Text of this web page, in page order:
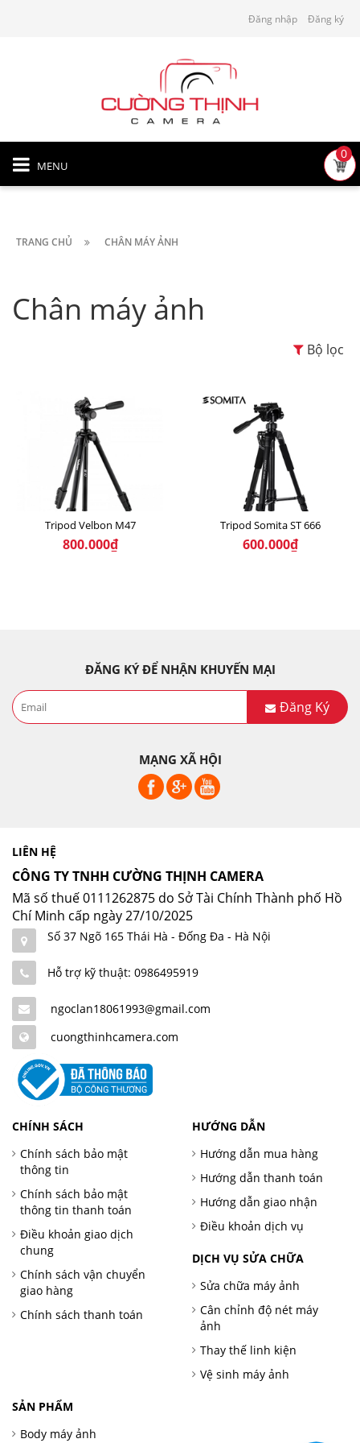
Đăng nhập Đăng ký
MENU
0
TRANG CHỦ CHÂN MÁY ẢNH
Chân máy ảnh
Bộ lọc
Tripod Velbon M47
800.000₫
Tripod Somita ST 666
600.000₫
ĐĂNG KÝ ĐỂ NHẬN KHUYẾN MẠI
Đăng Ký
MẠNG XÃ HỘI
LIÊN HỆ
CÔNG TY TNHH CƯỜNG THỊNH CAMERA
Mã số thuế 0111262875 do Sở Tài Chính Thành phố Hồ
Chí Minh cấp ngày 27/10/2025
Số 37 Ngõ 165 Thái Hà - Đống Đa - Hà Nội
Hỗ trợ kỹ thuật: 0986495919
ngoclan18061993@gmail.com
cuongthinhcamera.com
CHÍNH SÁCH
Chính sách bảo mật
thông tin
Chính sách bảo mật
thông tin thanh toán
Điều khoản giao dịch
chung
Chính sách vận chuyển
giao hàng
Chính sách thanh toán
HƯỚNG DẪN
Hướng dẫn mua hàng
Hướng dẫn thanh toán
Hướng dẫn giao nhận
Điều khoản dịch vụ
DỊCH VỤ SỬA CHỮA
Sửa chữa máy ảnh
Cân chỉnh độ nét máy
ảnh
Thay thế linh kiện
Vệ sinh máy ảnh
SẢN PHẨM
Body máy ảnh